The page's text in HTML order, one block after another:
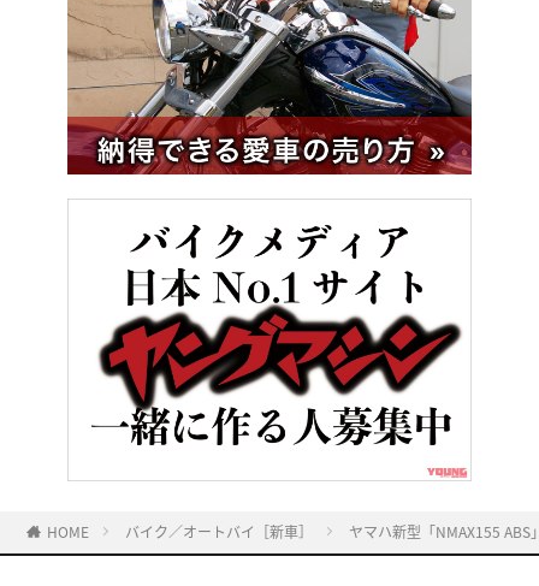
HOME バイク／オートバイ［新車］ ヤマハ新型「NMAX155